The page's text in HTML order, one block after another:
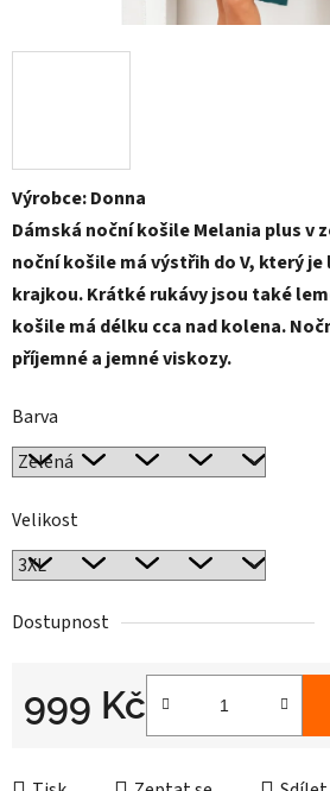
Výrobce: Donna
Dámská noční košile Melania plus v
noční košile má výstřih do V, který
krajkou. Krátké rukávy jsou také
košile má délku cca nad kolena.
příjemné a jemné viskozy.
Barva
Velikost
Dostupnost
999 Kč